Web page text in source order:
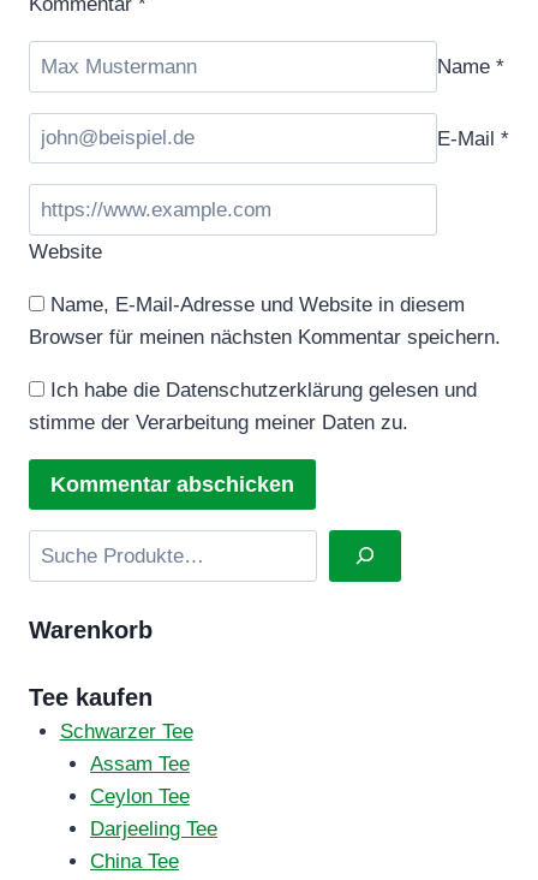
Name *
E-Mail *
Website
Name, E-Mail-Adresse und Website in diesem
Browser für meinen nächsten Kommentar speichern.
Ich habe die Datenschutzerklärung gelesen und
stimme der Verarbeitung meiner Daten zu.
Suchen
Warenkorb
Tee kaufen
Schwarzer Tee
Assam Tee
Ceylon Tee
Darjeeling Tee
China Tee